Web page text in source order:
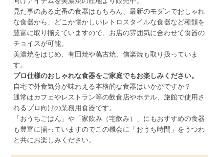
見た事のある定番の食器はもちろん、最新のモダンでおしゃれ
な食器から、どこか懐かしいレトロスタイルな食器など種類を
豊富に取り揃えていますので、お店の雰囲気に合わせて食器の
チョイスが可能。
美濃焼をはじめ、有田焼や萬古焼、信楽焼も取り扱っていま
す。
プロ仕様のおしゃれな食器をご家庭でもお楽しみください。
自宅で外食気分が味わえる本格的な食器はいかがですか？
通常はカフェやレストラン等の飲食店やホテル、旅館で使用さ
れるプロ向けの業務用食器です。
「おうちごはん」や「家飲み（宅飲み）」にもおすすめの食器
も豊富に揃っていますのでこの機会に「おうち時間」をうつわ
と共にお楽しみください。